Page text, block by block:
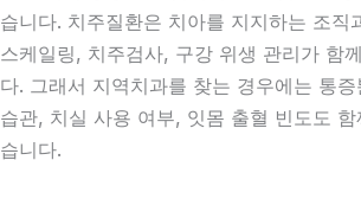
습니다. 치주질환은 치아를 지지하는 조직
스케일링, 치주검사, 구강 위생 관리가 함
다. 그래서 지역치과를 찾는 경우에는 통
습관, 치실 사용 여부, 잇몸 출혈 빈도도
습니다.